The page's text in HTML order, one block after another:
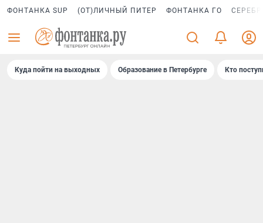
ФОНТАНКА SUP (ОТ)ЛИЧНЫЙ ПИТЕР ФОНТАНКА ГО
Куда пойти на выходных Образование в Петербурге Кто